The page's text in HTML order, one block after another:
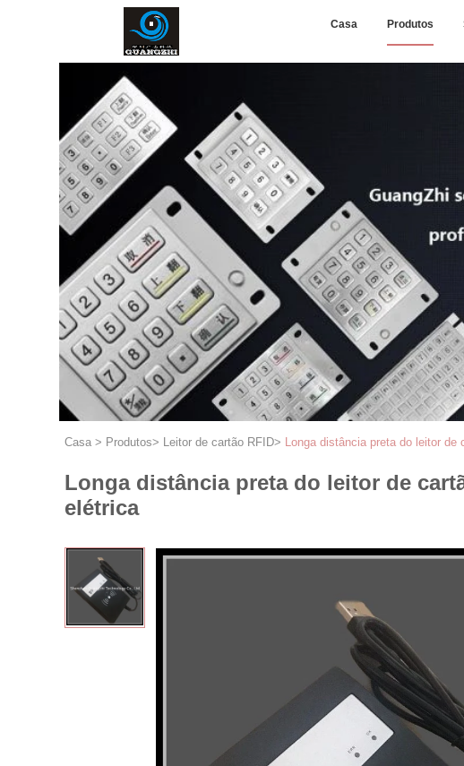
Casa Produtos
Casa > Produtos> Leitor de cartão RFID> Longa distância preta do leitor
Longa distância preta do leitor de
elétrica